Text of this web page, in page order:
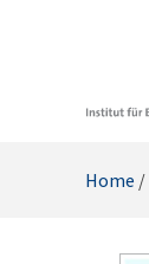
Home /